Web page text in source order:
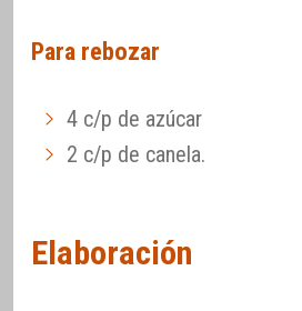
Para rebozar
4 c/p de azúcar
2 c/p de canela.
Elaboración